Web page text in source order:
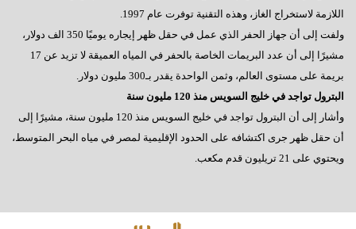
اللازمة لاستخراج الغاز، وهذه التقنية توفرت عام 1997.
ولفت إلى أن جهاز الحفر الذي عمل في حقل ظهر إيجاره يوميًا 350 الف دولار،
مشيرًا إلى أن عدد البريمات الخاصة بالحفر في المياه العميقة لا تزيد عن 17
بريمة على مستوى العالم، وثمن الواحدة يقدر بـ300 مليون دولار.
البترول تواجد في خليج السويس منذ 120 مليون سنة
وأشار إلى أن البترول تواجد في خليج السويس منذ 120 مليون سنة، مشيرًا إلى
أن حقل ظهر جرى اكتشافه على الحدود الإقليمية لمصر في مياه البحر المتوسط،
ويحتوي على 21 تريليون قدم مكعب.